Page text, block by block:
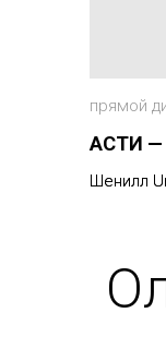
прямой
АСТИ
Шенилл